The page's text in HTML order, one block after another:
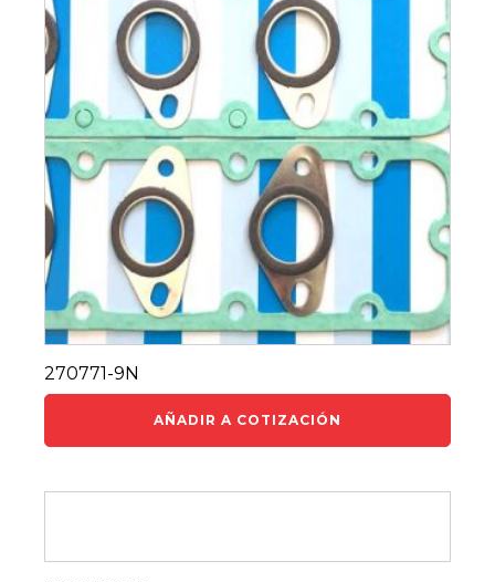
270771-9N
AÑADIR A COTIZACIÓN